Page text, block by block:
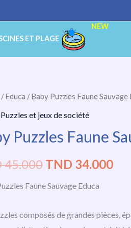
ET PLAGE
NEW
/Educa / Baby Puzzles Faune Sauvage
Puzzles et jeux de société
Puzzles Faune
45.000
Le
prix
initial
était :
TND
45.000.
TND 34.000
Le
est :
Faune Sauvage Educa
composés de grandes pièces,